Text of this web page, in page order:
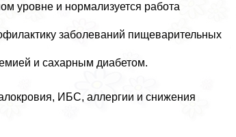
уровне и нормализуется работа
заболеваний пищеварительных
и сахарным диабетом.
ИБС, аллергии и снижения